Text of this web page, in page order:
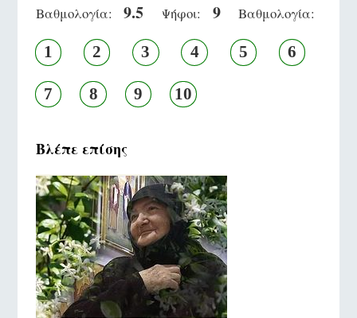
Βαθμολογία: 9.5 Ψήφοι: 9 Βαθμολογία:
1 2 3 4 5 6
7 8 9 10
Βλέπε επίσης